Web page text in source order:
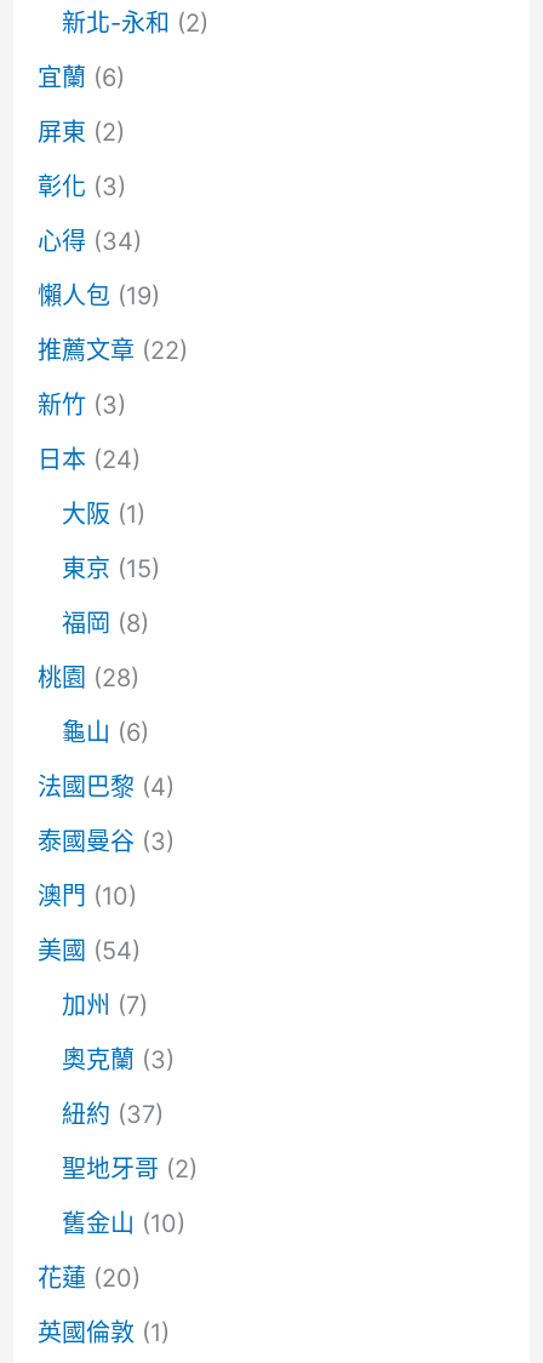
新北-永和 (2)
宜蘭 (6)
屏東 (2)
彰化 (3)
心得 (34)
懶人包 (19)
推薦文章 (22)
新竹(3)
日本 (24)
大阪 (1)
東京 (15)
福岡 (8)
桃園 (28)
龜山 (6)
法國巴黎 (4)
泰國曼谷 (3)
澳門 (10)
美國 (54)
加州 (7)
奧克蘭 (3)
紐約 (37)
聖地牙哥 (2)
舊金山 (10)
花蓮 (20)
英國倫敦 (1)